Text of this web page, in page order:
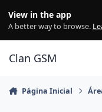
View in the app
A better way to browse.
Clan GSM
Página Inicial